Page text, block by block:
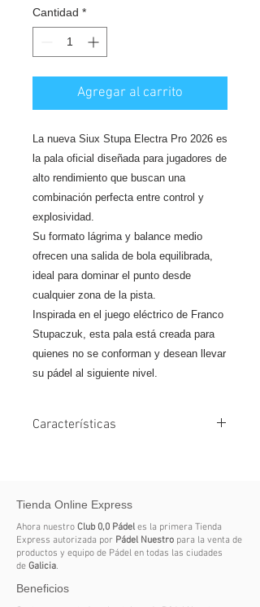
Cantidad *
Agregar al carrito
La nueva Siux Stupa Electra Pro 2026 es
la pala oficial diseñada para jugadores de
alto rendimiento que buscan una
combinación perfecta entre control y
explosividad.
Su formato lágrima y balance medio
ofrecen una salida de bola equilibrada,
ideal para dominar el punto desde
cualquier zona de la pista.
Inspirada en el juego eléctrico de Franco
Stupaczuk, esta pala está creada para
quienes no se conforman y desean llevar
su pádel al siguiente nivel.
Características
a la potencia
Forma: Lágrima para máxima
versatilidad
Caras en carbono 12K: Golpeo firme
Tienda Online Express
Ahora nuestro Club 0,0 Pádel es la primera Tienda
Express autorizada por Pádel Nuestro para la venta de
productos y equipo de Pádel en todas las ciudades
de Galicia.
Beneficios